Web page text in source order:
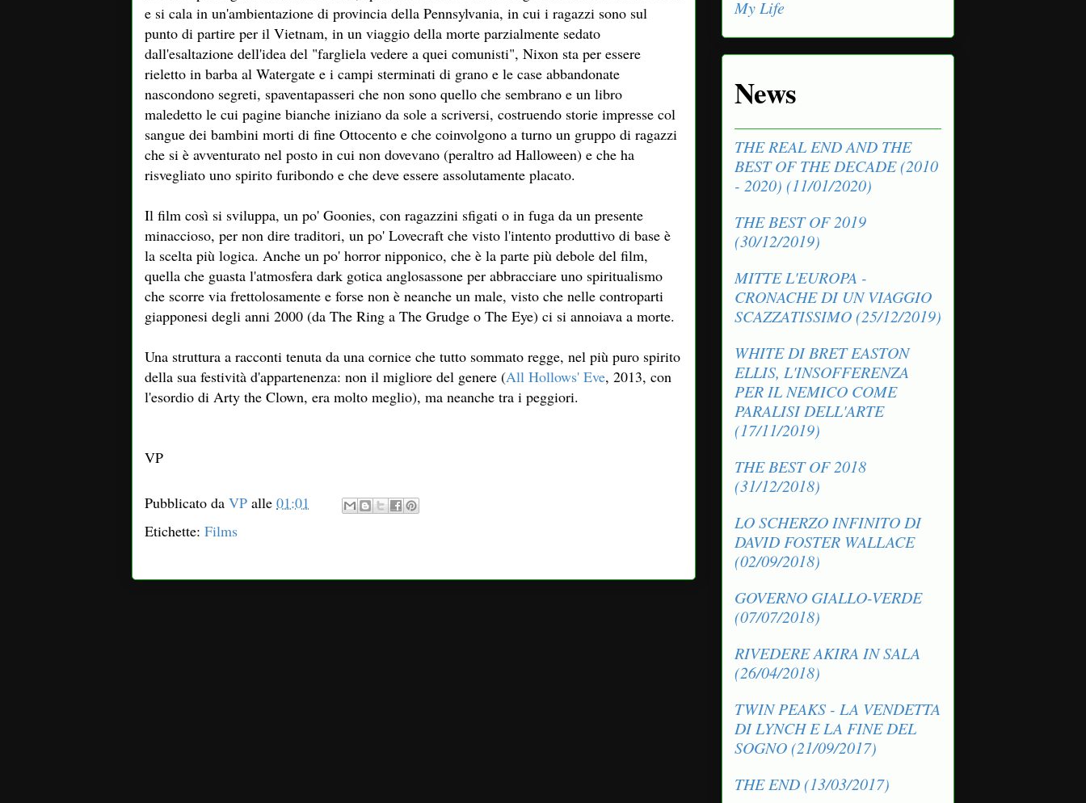
e si cala in un'ambientazione di provincia della Pennsylvania, in cui i ragazzi sono sul
punto di partire per il Vietnam, in un viaggio della morte parzialmente sedato
dall'esaltazione dell'idea del "fargliela vedere a quei comunisti", Nixon sta per essere
rieletto in barba al Watergate e i campi sterminati di grano e le case abbandonate
nascondono segreti, spaventapasseri che non sono quello che sembrano e un libro
maledetto le cui pagine bianche iniziano da sole a scriversi, costruendo storie impresse col
sangue dei bambini morti di fine Ottocento e che coinvolgono a turno un gruppo di ragazzi
che si è avventurato nel posto in cui non dovevano (peraltro ad Halloween) e che ha
risvegliato uno spirito furibondo e che deve essere assolutamente placato.
Il film così si sviluppa, un po' Goonies, con ragazzini sfigati o in fuga da un presente
minaccioso, per non dire traditori, un po' Lovecraft che visto l'intento produttivo di base è
la scelta più logica. Anche un po' horror nipponico, che è la parte più debole del film,
quella che guasta l'atmosfera dark gotica anglosassone per abbracciare uno spiritualismo
che scorre via frettolosamente e forse non è neanche un male, visto che nelle controparti
giapponesi degli anni 2000 (da The Ring a The Grudge o The Eye) ci si annoiava a morte.
Una struttura a racconti tenuta da una cornice che tutto sommato regge, nel più puro spirito
della sua festività d'appartenenza: non il migliore del genere (All Hollows' Eve, 2013, con
l'esordio di Arty the Clown, era molto meglio), ma neanche tra i peggiori.
VP
Pubblicato da VP alle 01:01
Etichette: Films
My Life
News
THE REAL END AND THE
BEST OF THE DECADE (2010
- 2020) (11/01/2020)
THE BEST OF 2019
(30/12/2019)
MITTE L'EUROPA -
CRONACHE DI UN VIAGGIO
SCAZZATISSIMO (25/12/2019)
WHITE DI BRET EASTON
ELLIS, L'INSOFFERENZA
PER IL NEMICO COME
PARALISI DELL'ARTE
(17/11/2019)
THE BEST OF 2018
(31/12/2018)
LO SCHERZO INFINITO DI
DAVID FOSTER WALLACE
(02/09/2018)
GOVERNO GIALLO-VERDE
(07/07/2018)
RIVEDERE AKIRA IN SALA
(26/04/2018)
TWIN PEAKS - LA VENDETTA
DI LYNCH E LA FINE DEL
SOGNO (21/09/2017)
THE END (13/03/2017)